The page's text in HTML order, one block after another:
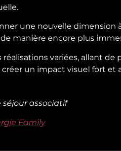
une nouvelle dimension
manière encore plus
réalisations variées, allant
un impact visuel fort et
séjour associatif
Family